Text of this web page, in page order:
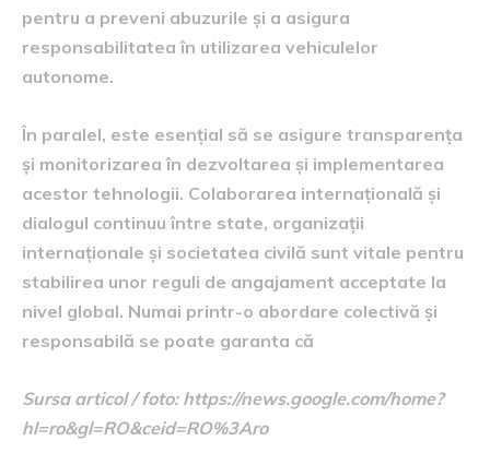
pentru a preveni abuzurile și a asigura
responsabilitatea în utilizarea vehiculelor
autonome.
În paralel, este esențial să se asigure transparența
și monitorizarea în dezvoltarea și implementarea
acestor tehnologii. Colaborarea internațională și
dialogul continuu între state, organizații
internaționale și societatea civilă sunt vitale pentru
stabilirea unor reguli de angajament acceptate la
nivel global. Numai printr-o abordare colectivă și
responsabilă se poate garanta că
Sursa articol / foto: https://news.google.com/home?
hl=ro&gl=RO&ceid=RO%3Aro